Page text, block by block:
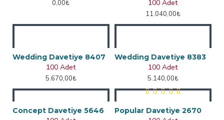
0,00₺ 100 Adet
11.040,00₺
Wedding Davetiye 8407
100 Adet
5.670,00₺
Wedding Davetiye 8383
100 Adet
5.140,00₺
Concept Davetiye 5646 Popular Davetiye 2670